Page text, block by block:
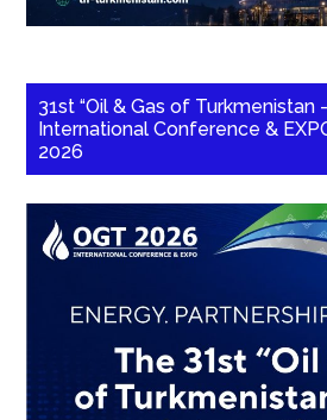
31st “Oil & Gas of Turkmenistan
International Conference &
2026